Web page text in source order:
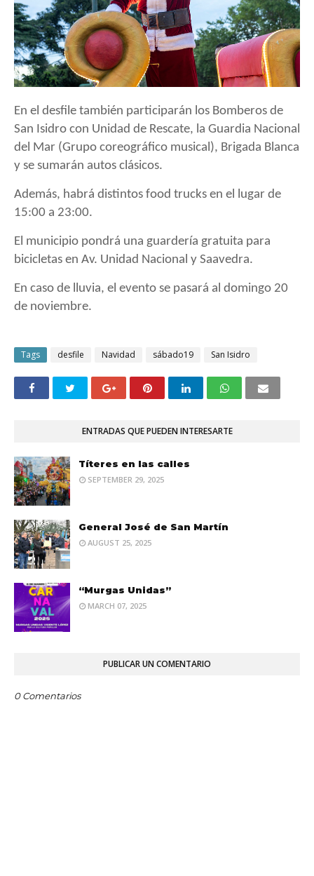
En el desfile también participarán los Bomberos de
San Isidro con Unidad de Rescate, la Guardia Nacional
del Mar (Grupo coreográfico musical), Brigada Blanca
y se sumarán autos clásicos.
Además, habrá distintos food trucks en el lugar de
15:00 a 23:00.
El municipio pondrá una guardería gratuita para
bicicletas en Av. Unidad Nacional y Saavedra.
En caso de lluvia, el evento se pasará al domingo 20
de noviembre.
Tags desfile Navidad sábado19 San Isidro
ENTRADAS QUE PUEDEN INTERESARTE
Títeres en las calles
SEPTEMBER 29, 2025
General José de San Martín
AUGUST 25, 2025
“Murgas Unidas”
MARCH 07, 2025
PUBLICAR UN COMENTARIO
0 Comentarios